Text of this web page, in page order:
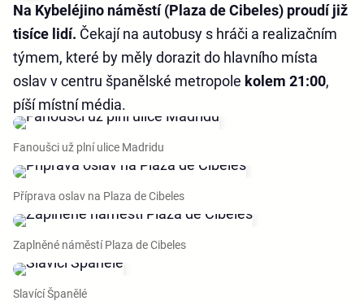
Na Kybeléjino náměstí (Plaza de Cibeles) proudí již
tisíce lidí. Čekají na autobusy s hráči a realizačním
týmem, které by měly dorazit do hlavního místa
oslav v centru španělské metropole kolem 21:00,
píší místní média.
Fanoušci už plní ulice Madridu
Příprava oslav na Plaza de Cibeles
Zaplněné náměstí Plaza de Cibeles
Slavící Španělé